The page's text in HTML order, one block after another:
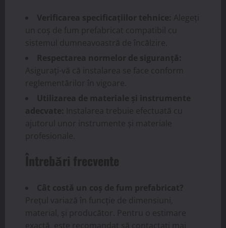
Verificarea specificațiilor tehnice: Alegeți
un coș de fum prefabricat compatibil cu
sistemul dumneavoastră de încălzire.
Respectarea normelor de siguranță:
Asigurați-vă că instalarea se face conform
reglementărilor în vigoare.
Utilizarea de materiale și instrumente
adecvate: Instalarea trebuie efectuată cu
ajutorul unor instrumente și materiale
profesionale.
Întrebări frecvente
Cât costă un coș de fum prefabricat?
Prețul variază în funcție de dimensiuni,
material, și producător. Pentru o estimare
exactă, este recomandat să contactați mai